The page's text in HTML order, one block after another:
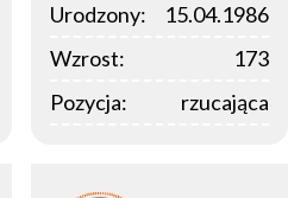
Urodzony:
15.04.1986
Wzrost:
173
Pozycja:
rzucająca